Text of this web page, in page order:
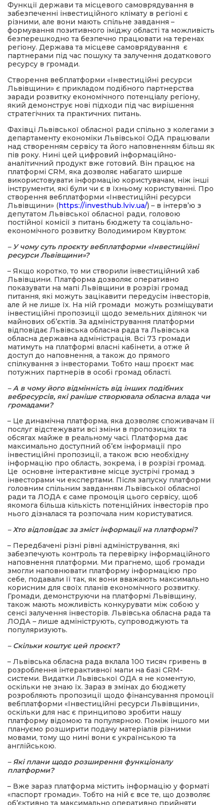
Функції держави та місцевого самоврядування в
забезпеченні інвестиційного клімату в регіоні є
різними, але вони мають спільне завдання –
формування позитивного іміджу області та можливість
безперешкодно та безпечно працювати на теренах
регіону. Держава та місцеве самоврядування є
партнерами під час пошуку та залучення додаткового
ресурсу в громади.
Створення вебплатформи «Інвестиційні ресурси
Львівщини» є прикладом подібного партнерства
заради розвитку економічного потенціалу регіону,
який демонструє нові підходи під час вирішення
стратегічних та практичних питань.
Фахівці Львівської обласної ради спільно з колегами з
департаменту економіки Львівської ОДА працювали
над створенням сервісу та його наповненням більш як
пів року. Нині цей цифровий інформаційно-
аналітичний продукт вже готовий. Він працює на
платформі CRM, яка дозволяє набагато ширше
використовувати інформацію користувачам, ніж інші
інструменти, які були чи є в їхньому користуванні. Про
створення вебплатформи «Інвестиційні ресурси
Львівщини» (https://investhub.lviv.ua/) – в інтерв’ю з
депутатом Львівської обласної ради, головою
постійної комісії з питань бюджету та соціально-
економічного розвитку Володимиром Квуртом:
– У чому суть проєкту вебплатформи «Інвестиційні
ресурси Львівщини»?
– Якщо коротко, то ми створили інвестиційний хаб
Львівщини. Платформа дозволяє оперативно
показувати на мапі Львівщини в розрізі громад
питання, які можуть зацікавити передусім інвесторів,
але й не лише їх. На ній громади можуть розміщувати
інвестиційні пропозиції щодо земельних ділянок чи
майнових об’єктів. За адміністрування платформи
відповідає Львівська обласна рада та Львівська
обласна державна адміністрація. Всі 73 громади
матимуть на платформі власні кабінети, а отже й
доступ до наповнення, а також до прямого
спілкування з інвесторами. Тобто наш проєкт має
потужних партнерів в особі громад області.
– А в чому його відмінність від інших подібних
вебресурсів, які раніше створювала обласна влада чи
громадами?
– Це динамічна платформа, яка дозволяє споживачам її
послуг відстежувати всі зміни в пропозиціях та
обсягах майже в реальному часі. Платформа дає
максимально доступний об’єм інформації про
інвестиційні пропозиції, а також всю необхідну
інформацію про область, зокрема, і в розрізі громад.
Це основне інтерактивне місце зустрічі громад з
інвесторами чи експертами. Після запуску платформи
головним спільним завданням Львівської обласної
ради та ЛОДА є саме промоція цього сервісу, щоб
якомога більша кількість потенційних інвесторів про
нього дізналася та розпочала ним користуватися.
– Хто відповідає за зміст інформації на платформі?
– Передбачені різні рівні адміністрування, які
забезпечують контроль та перевірку інформаційного
наповнення платформи. Ми прагнемо, щоб громади
змогли наповнювати платформу інформацією про
себе, подавали її так, як вони вважають максимально
корисним для своїх планів економічного розвитку.
Громади, демонструючи на платформі Львівщину,
також мають можливість конкурувати між собою у
сенсі залучення інвесторів. Львівська обласна рада та
ЛОДА – лише адмініструють, супроводжують та
популяризують.
– Скільки коштує цей проєкт?
– Львівська обласна рада вклала 100 тисяч гривень в
розроблення інтерактивної мапи на базі CRM-
системи. Видатки Львівської ОДА я не коментую,
оскільки не знаю їх. Зараз в змінах до бюджету
розробляють пропозиції щодо фінансування промоції
вебплатформи «Інвестиційні ресурси Львівщини»,
оскільки для нас є принципово зробити нашу
платформу відомою та популярною. Поміж іншого ми
плануємо розширити подачу матеріалів різними
мовами, тому що нині вони є українською та
англійською.
– Які плани щодо розширення функціоналу
платформи?
– Вже зараз платформа містить інформацію у форматі
«паспорт громади». Тобто на ній є все те, що дозволяє
об’єктивно та максимально оперативно прийняти